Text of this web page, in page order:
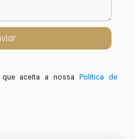
que aceita a nossaPolítica de